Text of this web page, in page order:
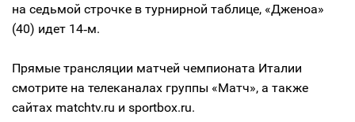
на седьмой строчке в турнирной таблице, «Дженоа»
(40) идет 14‑м.
Прямые трансляции матчей чемпионата Италии
смотрите на телеканалах группы «Матч», а также
сайтах matchtv.ru и sportbox.ru.